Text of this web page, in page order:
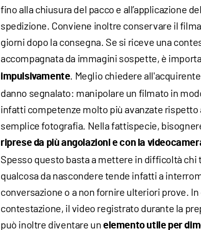
fino alla chiusura del pacco e all’applicazione
spedizione. Conviene inoltre conservare il
giorni dopo la consegna. Se si riceve una
accompagnata da immagini sospette, è
impulsivamente. Meglio chiedere
danno segnalato: manipolare un filmato in
infatti competenze molto più avanzate rispetto
semplice fotografia. Nella fattispecie,
riprese da più angolazioni e con la
Spesso questo basta a mettere in difficoltà chi
qualcosa da nascondere tende infatti a
conversazione o a non fornire ulteriori prove. In
contestazione, il video registrato durante la
può inoltre diventare unelemento utile per